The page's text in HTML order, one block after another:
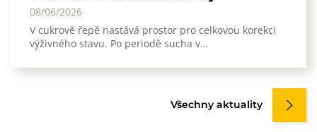
08/06/2026
V cukrově řepě nastává prostor pro celkovou korekci
výživného stavu. Po periodě sucha v…
Všechny aktuality